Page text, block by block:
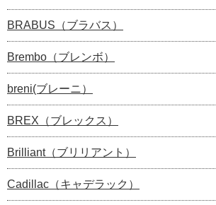
BRABUS（ブラバス）
Brembo（ブレンボ）
breni(ブレーニ）
BREX（ブレックス）
Brilliant（ブリリアント）
Cadillac（キャデラック）